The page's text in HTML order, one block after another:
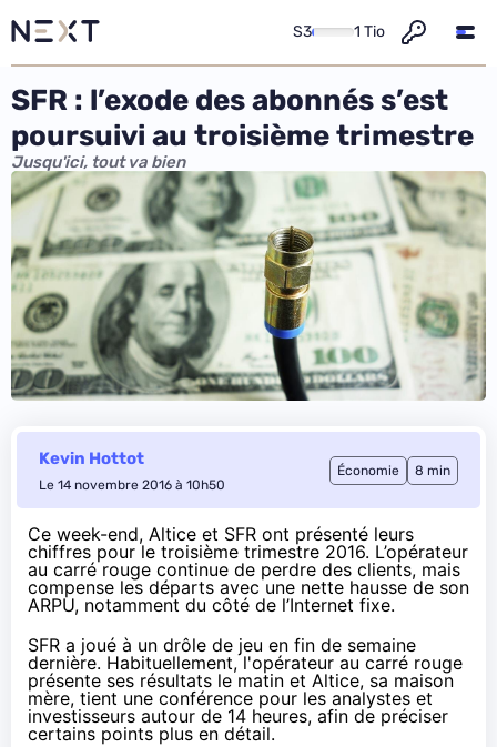
S3 1 Tio
SFR : l’exode des abonnés s’est
poursuivi au troisième trimestre
Jusqu'ici, tout va bien
Kevin Hottot
Le 14 novembre 2016 à 10h50
Économie 8 min
Ce week-end, Altice et SFR ont présenté leurs
chiffres pour le troisième trimestre 2016. L’opérateur
au carré rouge continue de perdre des clients, mais
compense les départs avec une nette hausse de son
ARPU, notamment du côté de l’Internet fixe.
SFR a joué à un drôle de jeu en fin de semaine
dernière. Habituellement, l'opérateur au carré rouge
présente ses résultats le matin et Altice, sa maison
mère, tient une conférence pour les analystes et
investisseurs autour de 14 heures, afin de préciser
certains points plus en détail.